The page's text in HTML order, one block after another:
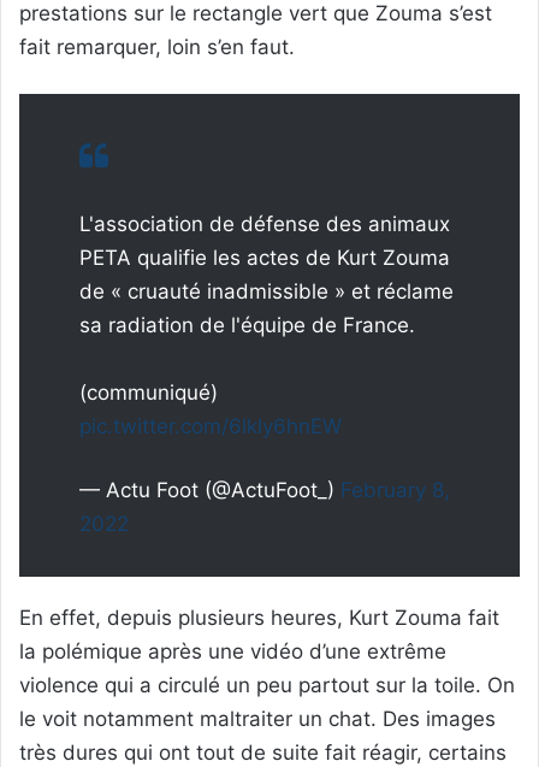
prestations sur le rectangle vert que Zouma s’est
fait remarquer, loin s’en faut.
L'association de défense des animaux
PETA qualifie les actes de Kurt Zouma
de « cruauté inadmissible » et réclame
sa radiation de l'équipe de France.
(communiqué)
pic.twitter.com/6lkly6hnEW
— Actu Foot (@ActuFoot_) February 8,
2022
En effet, depuis plusieurs heures, Kurt Zouma fait
la polémique après une vidéo d’une extrême
violence qui a circulé un peu partout sur la toile. On
le voit notamment maltraiter un chat. Des images
très dures qui ont tout de suite fait réagir, certains